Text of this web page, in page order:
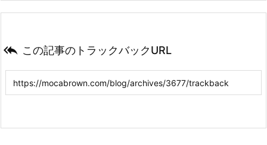
 この記事のトラックバックURL